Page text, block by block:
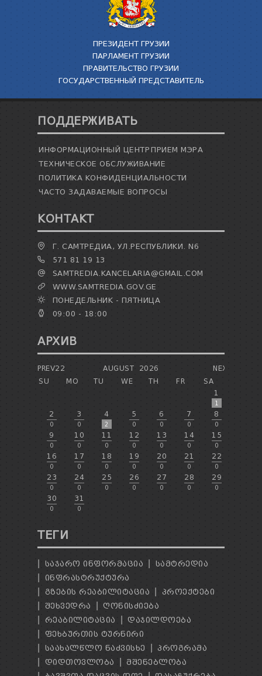
ПРЕЗИДЕНТ ГРУЗИИ
ПАРЛАМЕНТ ГРУЗИИ
ПРАВИТЕЛЬСТВО ГРУЗИИ
ГОСУДАРСТВЕННЫЙ ПРЕДСТАВИТЕЛЬ
ПОДДЕРЖИВАТЬ
ИНФОРМАЦИОННЫЙ ЦЕНТРПРИЕМ МЭРА
ТЕХНИЧЕСКОЕ ОБСЛУЖИВАНИЕ
ПОЛИТИКА КОНФИДЕНЦИАЛЬНОСТИ
ЧАСТО ЗАДАВАЕМЫЕ ВОПРОСЫ
КОНТАКТ
Г. САМТРЕДИА, УЛ.РЕСПУБЛИКИ. N6
571 81 19 13
SAMTREDIA.KANCELARIA@GMAIL.COM
WWW.SAMTREDIA.GOV.GE
ПОНЕДЕЛЬНИК - ПЯТНИЦА
09:00 - 18:00
АРХИВ
PREV22 NEXT
AUGUST
2026
SU
MO TU WE TH FR
SA
1
1
2
0
3
0
4
2
5
0
6
0
7
0
8
0
9
0
10
0
11
0
12
0
13
0
14
0
15
0
16
0
17
0
18
0
19
0
20
0
21
0
22
0
23
0
24
0
25
0
26
0
27
0
28
0
29
0
30
0
31
0
ТЕГИ
ᲡᲐᲯᲐᲠᲝ ᲘᲜᲤᲝᲠᲛᲐᲪᲘᲐ
ᲡᲐᲛᲢᲠᲔᲓᲘᲐ
ᲘᲜᲤᲠᲐᲡᲢᲠᲣᲥᲢᲣᲠᲐ
ᲒᲖᲔᲑᲘᲡ ᲠᲔᲐᲑᲘᲚᲘᲢᲐᲪᲘᲐ
ᲞᲠᲝᲔᲥᲢᲔᲑᲘ
ᲨᲔᲮᲕᲔᲓᲠᲐ
ᲦᲝᲜᲘᲡᲫᲘᲔᲑᲐ
ᲠᲔᲐᲑᲘᲚᲘᲢᲐᲪᲘᲐ
ᲓᲐᲯᲘᲚᲓᲝᲔᲑᲐ
ᲤᲔᲮᲑᲣᲠᲗᲘᲡ ᲢᲣᲠᲜᲘᲠᲘ
ᲡᲐᲐᲮᲐᲚᲬᲚᲝ ᲜᲐᲫᲕᲘᲡᲮᲔ
ᲞᲠᲝᲒᲠᲐᲛᲐ
ᲓᲘᲓᲗᲝᲕᲚᲝᲑᲐ
ᲛᲨᲔᲜᲔᲑᲚᲝᲑᲐ